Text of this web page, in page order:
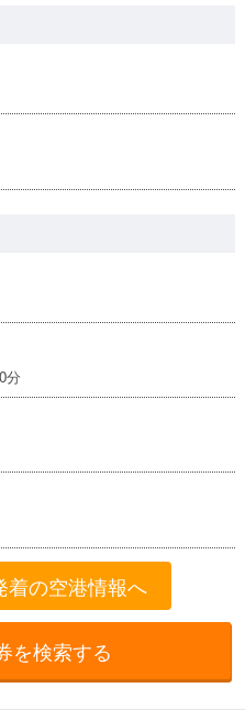
分
着の空港情報へ
を検索する